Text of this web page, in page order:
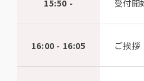
15:50 - 受付開
16:00 - 16:05 ご挨拶